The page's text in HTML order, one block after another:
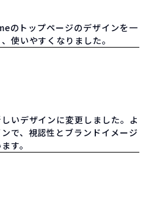
のトップページのデザインを一
使いやすくなりました。
いデザインに変更しました。よ
で、視認性とブランドイメージ
す。